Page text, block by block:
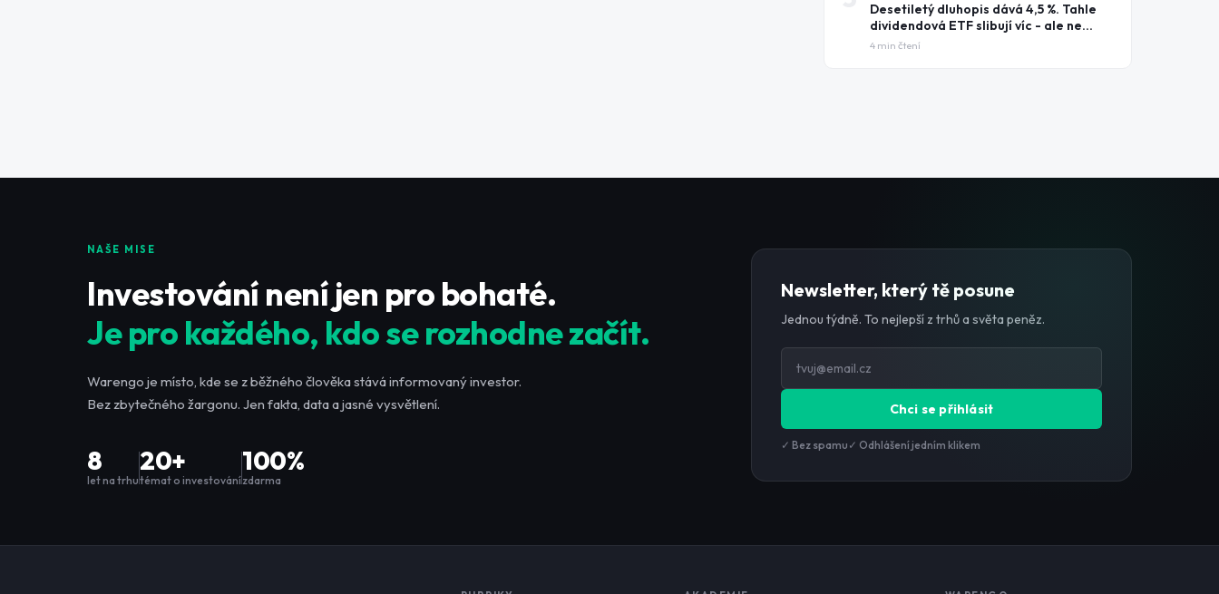
Desetiletý dluhopis dává 4,5 %. Tahle
dividendová ETF slibují víc - ale ne
zadarmo
4 min čtení
NAŠE MISE
Investování není jen pro bohaté.
Je pro každého, kdo se rozhodne začít.
Warengo je místo, kde se z běžného člověka stává informovaný investor.
Bez zbytečného žargonu. Jen fakta, data a jasné vysvětlení.
8
let na trhu
20+
témat o investování
100%
zdarma
Newsletter, který tě posune
Jednou týdně. To nejlepší z trhů a světa peněz.
Chci se přihlásit
✓ Bez spamu ✓ Odhlášení jedním klikem